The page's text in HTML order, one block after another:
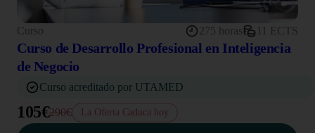
Curso 275 horas 11 ECTS
Curso de Desarrollo Profesional en Inteligencia
de Negocio
Curso acreditado por UTAMED
105€290€ La Oferta Caduca hoy